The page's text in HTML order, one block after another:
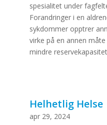
spesialitet under
Forandringer i en
sykdommer opptrer
virke på en annen
mindre
Helhetlig Helse
apr 29, 2024